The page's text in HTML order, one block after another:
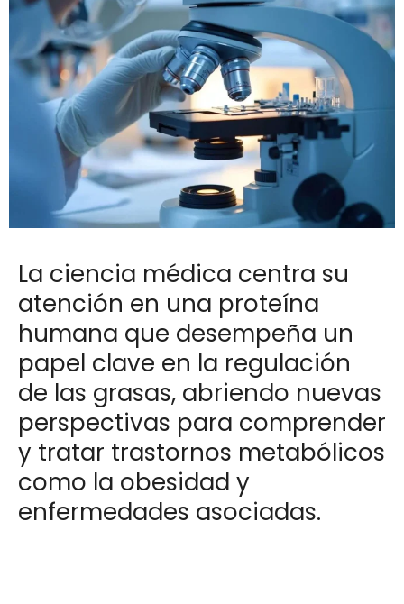
La ciencia médica centra su
atención en una proteína
humana que desempeña un
papel clave en la regulación
de las grasas, abriendo nuevas
perspectivas para comprender
y tratar trastornos metabólicos
como la obesidad y
enfermedades asociadas.